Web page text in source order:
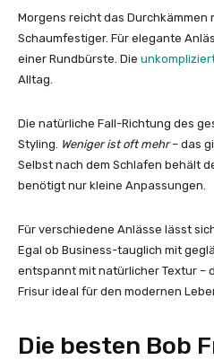
Morgens reicht das Durchkämmen
Schaumfestiger. Für elegante
einer Rundbürste. Die
Alltag.
Die natürliche Fall-Richtung des
Styling. Weniger ist oft mehr– das
Selbst nach dem Schlafen behält
benötigt nur kleine Anpassungen.
Für verschiedene Anlässe lässt
Egal ob Business-tauglich mit
entspannt mit natürlicher Textur –
Frisur ideal für den modernen
Die besten Bob